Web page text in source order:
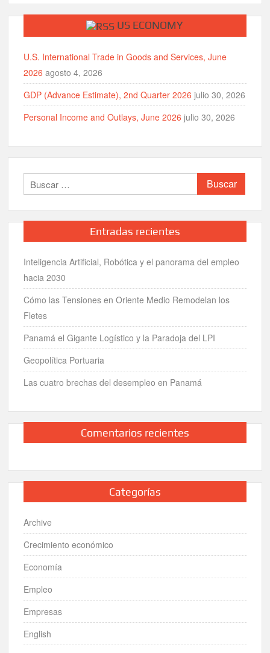
US ECONOMY
U.S. International Trade in Goods and Services, June
2026 agosto 4, 2026
GDP (Advance Estimate), 2nd Quarter 2026 julio 30, 2026
Personal Income and Outlays, June 2026 julio 30, 2026
Buscar:
Entradas recientes
Inteligencia Artificial, Robótica y el panorama del empleo
hacia 2030
Cómo las Tensiones en Oriente Medio Remodelan los
Fletes
Panamá el Gigante Logístico y la Paradoja del LPI
Geopolítica Portuaria
Las cuatro brechas del desempleo en Panamá
Comentarios recientes
Categorías
Archive
Crecimiento económico
Economía
Empleo
Empresas
English